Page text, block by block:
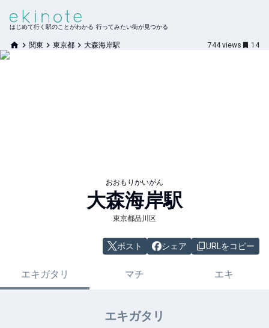
はじめて行く駅のことがわかる 行ってみたい街が見つかる
関東 東京都 大森海岸駅 744 views 14
おおもりかいがん
大森海岸駅
東京都品川区
ポスト シェア URLをコピー
エキガタリ マチ エキ
エキガタリ